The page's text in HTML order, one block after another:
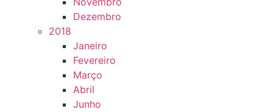
Dezembro
2018
Janeiro
Fevereiro
Março
Abril
Junho